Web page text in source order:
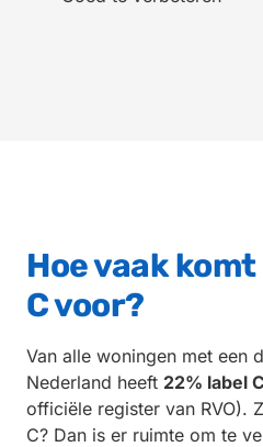
Hoe vaak
C voor?
Van alle woningen met een
Nederland heeft 22% label C
officiële register van RVO).
C? Dan is er ruimte om te